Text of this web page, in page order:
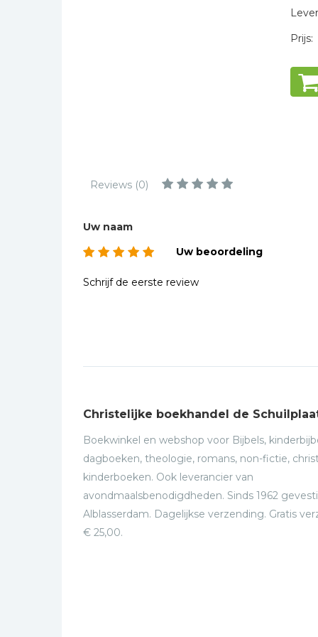
Toeristische kaarten en
gidsen
Prijs:
Reviews (0)
Uw naam
Uw beoordeling
Schrijf de eerste review
Christelijke boekhandel de
Boekwinkel en webshop voor Bijbels,
dagboeken, theologie, romans, non-fictie,
kinderboeken. Ook leverancier van
avondmaalsbenodigdheden. Sinds 1962
Alblasserdam. Dagelijkse verzending. Gratis
€ 25,00.